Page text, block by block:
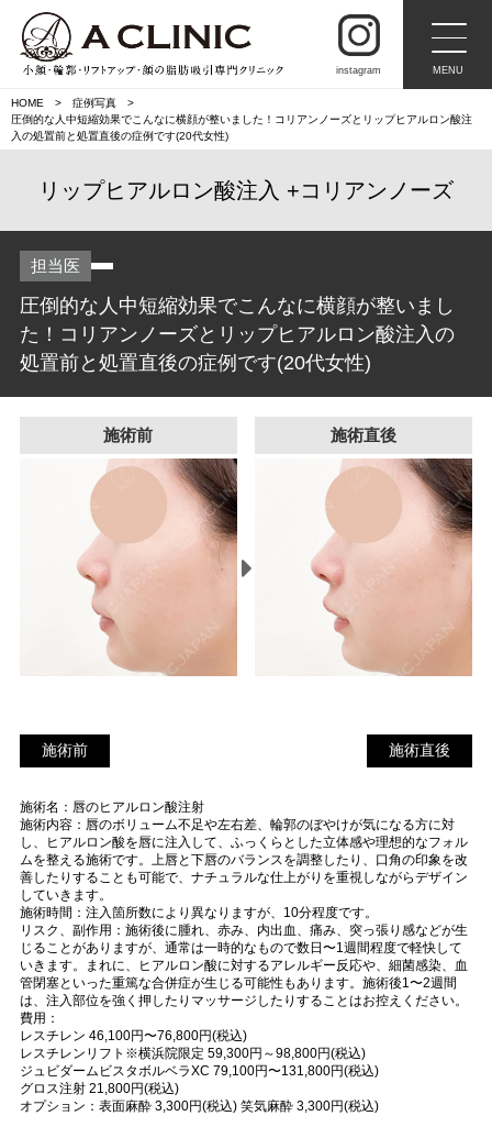
instagram MENU
HOME
症例写真
圧倒的な人中短縮効果でこんなに横顔が整いました！コリアンノーズとリップヒアルロン酸注
入の処置前と処置直後の症例です(20代女性)
リップヒアルロン酸注入 コリアンノーズ
担当医
圧倒的な人中短縮効果でこんなに横顔が整いまし
た！コリアンノーズとリップヒアルロン酸注入の
処置前と処置直後の症例です(20代女性)
施術前 施術直後
後
施術前 施術直後
施術名：唇のヒアルロン酸注射
施術内容：唇のボリューム不足や左右差、輪郭のぼやけが気になる方に対
し、ヒアルロン酸を唇に注入して、ふっくらとした立体感や理想的なフォル
ムを整える施術です。上唇と下唇のバランスを調整したり、口角の印象を改
善したりすることも可能で、ナチュラルな仕上がりを重視しながらデザイン
していきます。
施術時間：注入箇所数により異なりますが、10分程度です。
リスク、副作用：施術後に腫れ、赤み、内出血、痛み、突っ張り感などが生
じることがありますが、通常は一時的なもので数日〜1週間程度で軽快して
いきます。まれに、ヒアルロン酸に対するアレルギー反応や、細菌感染、血
管閉塞といった重篤な合併症が生じる可能性もあります。施術後1〜2週間
は、注入部位を強く押したりマッサージしたりすることはお控えください。
費用：
レスチレン 46,100円〜76,800円(税込)
レスチレンリフト※横浜院限定 59,300円～98,800円(税込)
ジュビダームビスタボルベラXC 79,100円〜131,800円(税込)
グロス注射 21,800円(税込)
オプション：表面麻酔 3,300円(税込) 笑気麻酔 3,300円(税込)